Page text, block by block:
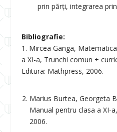
prin părți, integrarea
Bibliografie:
1. Mircea Ganga,
a XI-a, Trunchi comun +
Editura: Mathpress, 2006.
Marius Burtea, Georgeta
Manual pentru clasa a XI-
2006.